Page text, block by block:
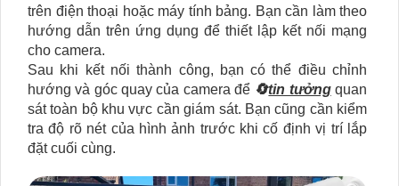
trên điện thoại hoặc máy tính bảng. Bạn cần làm theo
hướng dẫn trên ứng dụng để thiết lập kết nối mạng
cho camera.
Sau khi kết nối thành công, bạn có thể điều chỉnh
hướng và góc quay của camera để 🔄tin tưởng quan
sát toàn bộ khu vực cần giám sát. Bạn cũng cần kiểm
tra độ rõ nét của hình ảnh trước khi cố định vị trí lắp
đặt cuối cùng.